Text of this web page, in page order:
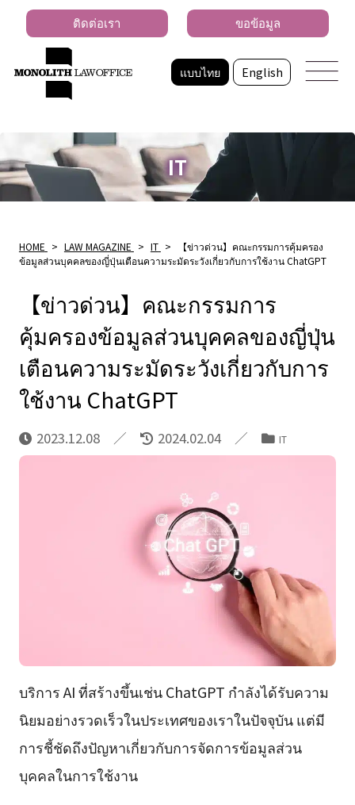
แบบไทย English
ติดต่อเรา ขอข้อมูล
IT
HOME > LAW MAGAZINE > IT >
【ข่าวด่วน】คณะกรรมการคุ้มครอง
ข้อมูลส่วนบุคคลของญี่ปุ่นเตือนความระมัดระวังเกี่ยวกับการใช้งาน ChatGPT
【ข่าวด่วน】คณะกรรมการ
คุ้มครองข้อมูลส่วนบุคคลของญี่ปุ่น
เตือนความระมัดระวังเกี่ยวกับการ
ใช้งาน ChatGPT
2023.12.08 2024.02.04 IT
บริการ AI ที่สร้างขึ้นเช่น ChatGPT กำลังได้รับความ
นิยมอย่างรวดเร็วในประเทศของเราในปัจจุบัน แต่มี
การชี้ชัดถึงปัญหาเกี่ยวกับการจัดการข้อมูลส่วน
บุคคลในการใช้งาน